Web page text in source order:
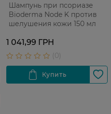
Шампунь при псориазе
Bioderma Node K против
шелушения кожи 150 мл
1 041,99 ГРН